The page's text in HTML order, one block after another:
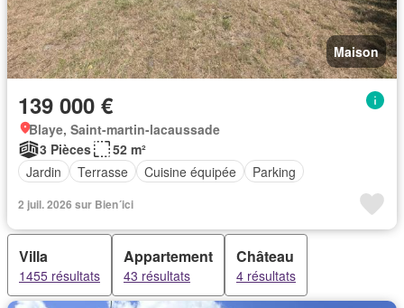
Maison
139 000 €
Blaye, Saint-martin-lacaussade
3 Pièces
52 m²
Jardin
Terrasse Cuisine équipée Parking
2 juil. 2026 sur Bien´ici
Villa
1455 résultats
Appartement
43 résultats
Château
4 résultats